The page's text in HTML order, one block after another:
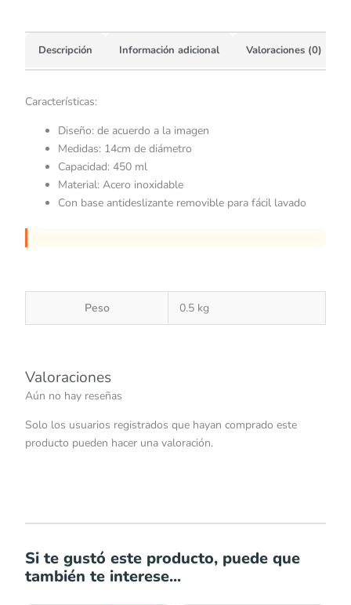
Descripción Información adicional Valoraciones (0)
Características:
Diseño: de acuerdo a la imagen
Medidas: 14cm de diámetro
Capacidad: 450 ml
Material: Acero inoxidable
Con base antideslizante removible para fácil lavado
Peso 0.5 kg
Valoraciones
Aún no hay reseñas
Solo los usuarios registrados que hayan comprado este
producto pueden hacer una valoración.
Si te gustó este producto, puede que
también te interese...